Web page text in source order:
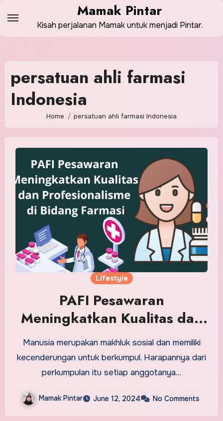
content
Mamak Pintar
Kisah perjalanan Mamak untuk menjadi Pintar.
persatuan ahli farmasi
Indonesia
Home persatuan ahli farmasi Indonesia
Lifestyle
PAFI Pesawaran
Meningkatkan Kualitas dan
Profesionalisme di Bidang
Farmasi
Manusia merupakan makhluk sosial dan memiliki
kecenderungan untuk berkumpul. Harapannya dari
perkumpulan itu setiap anggotanya…
Mamak Pintar June 12, 2024 No Comments